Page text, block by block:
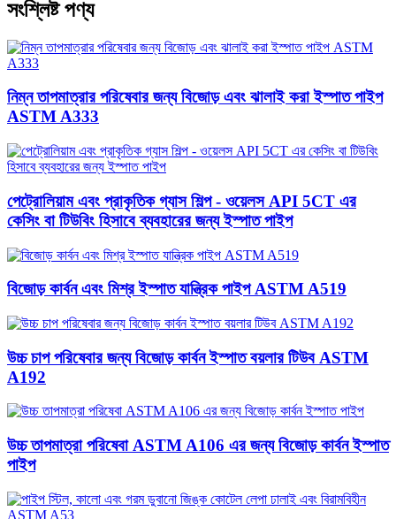
সংশ্লিষ্ট পণ্য
নিম্ন তাপমাত্রার পরিষেবার জন্য বিজোড় এবং ঝালাই করা ইস্পাত পাইপ
ASTM A333
পেট্রোলিয়াম এবং প্রাকৃতিক গ্যাস শিল্প - ওয়েলস API 5CT এর
কেসিং বা টিউবিং হিসাবে ব্যবহারের জন্য ইস্পাত পাইপ
বিজোড় কার্বন এবং মিশ্র ইস্পাত যান্ত্রিক পাইপ ASTM A519
উচ্চ চাপ পরিষেবার জন্য বিজোড় কার্বন ইস্পাত বয়লার টিউব ASTM
A192
উচ্চ তাপমাত্রা পরিষেবা ASTM A106 এর জন্য বিজোড় কার্বন ইস্পাত
পাইপ